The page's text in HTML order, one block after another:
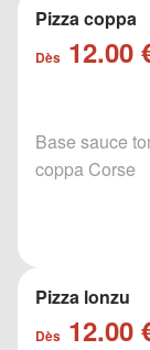
Pizza coppa
Dès 12.00
Base sauce
coppa Corse
Pizza lonzu
Dès 12.00